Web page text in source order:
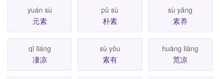
yuán sù
元素
pǔ sù
朴素
sù yăng
素养
qī liáng
凄凉
sù yǒu
素有
huāng liáng
荒凉